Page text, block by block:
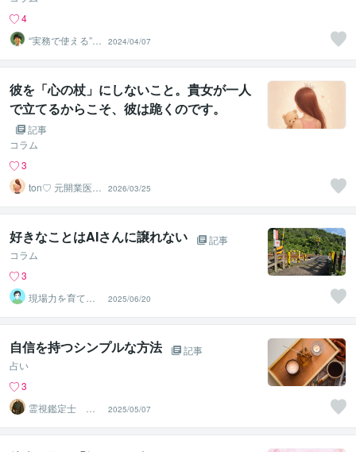
4
“実務で使える”改
善パートナー／
かめきち
2024/04/07
彼を「心の杖」にしないこと。貴女が一人
で立てるからこそ、彼は跪くのです。
記事
コラム
3
​ton♡ 元開業医夫
人の主役への導
き
2026/03/25
好きなことはAIさんに譲れない
記事
コラム
3
現場力を育てる
傾聴ﾄﾚｰﾅｰ おー
ちゃん
2025/06/20
自信を持つシンプルな方法
記事
占い
3
霊視鑑定士 月
詠
2025/05/07